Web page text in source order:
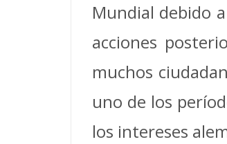
Mundial debido
acciones
muchos
uno de los
los intereses